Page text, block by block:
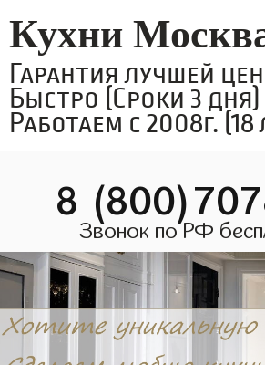
Кухни
Гарантия лучшей
Быстро (Сроки 3 дня)
Работаем с 2008г. (18
8
Звонок по РФ